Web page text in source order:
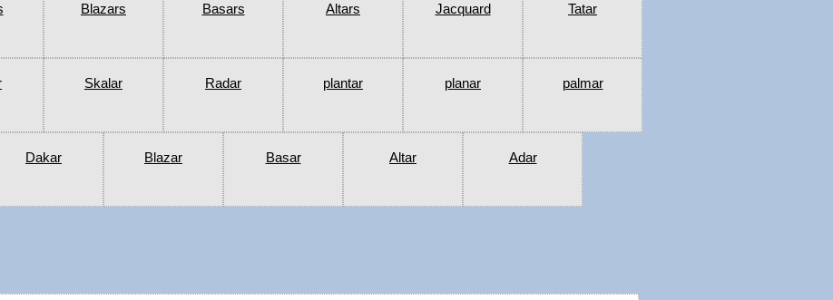
Blazars Basars Altars Jacquard Tatar
Skalar Radar plantar planar palmar
Dakar Blazar Basar Altar Adar